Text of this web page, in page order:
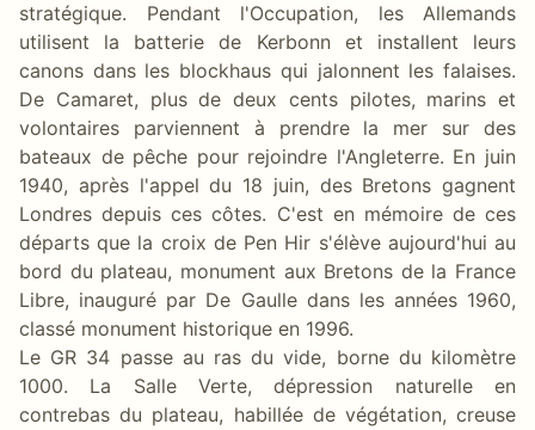
stratégique. Pendant l'Occupation, les Allemands
utilisent la batterie de Kerbonn et installent leurs
canons dans les blockhaus qui jalonnent les falaises.
De Camaret, plus de deux cents pilotes, marins et
volontaires parviennent à prendre la mer sur des
bateaux de pêche pour rejoindre l'Angleterre. En juin
1940, après l'appel du 18 juin, des Bretons gagnent
Londres depuis ces côtes. C'est en mémoire de ces
départs que la croix de Pen Hir s'élève aujourd'hui au
bord du plateau, monument aux Bretons de la France
Libre, inauguré par De Gaulle dans les années 1960,
classé monument historique en 1996.
Le GR 34 passe au ras du vide, borne du kilomètre
1000. La Salle Verte, dépression naturelle en
contrebas du plateau, habillée de végétation, creuse